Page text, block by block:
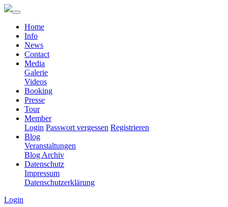
Home
Info
News
Contact
Media
Galerie
Videos
Booking
Presse
Tour
Member
Login Passwort vergessen Registrieren
Blog
Veranstaltungen
Blog Archiv
Datenschutz
Impressum
Datenschutzerklärung
Login